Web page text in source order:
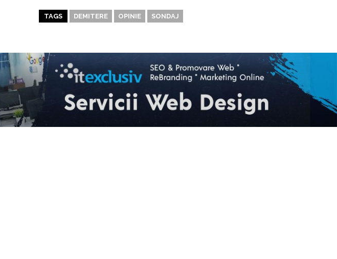
TAGS DEMITERE OPINIE SONDAJ